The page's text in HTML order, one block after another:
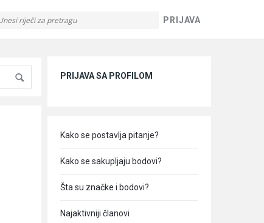
PRIJAVA
PRIJAVA SA PROFILOM
Kako se postavlja pitanje?
Kako se sakupljaju bodovi?
Šta su značke i bodovi?
Najaktivniji članovi